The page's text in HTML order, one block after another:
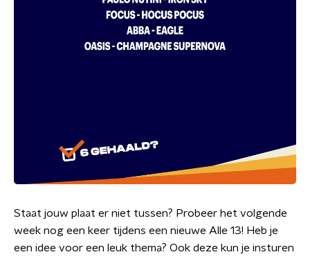
Staat jouw plaat er niet tussen? Probeer het volgende
week nog een keer tijdens een nieuwe Alle 13! Heb je
een idee voor een leuk thema? Ook deze kun je insturen